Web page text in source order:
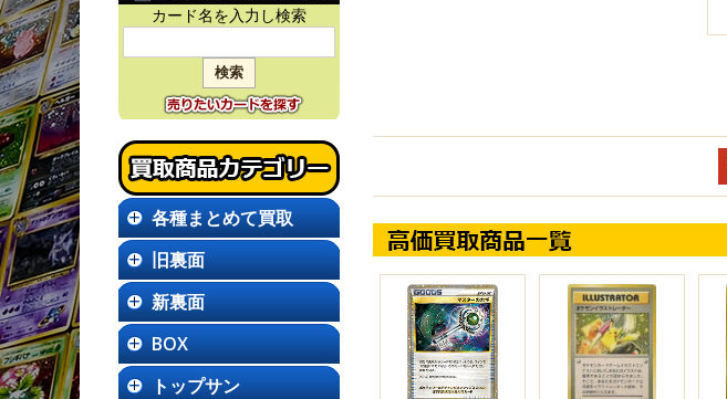
カード名を入力し検索
各種まとめて買取
旧裏面
新裏面
BOX
トップサン